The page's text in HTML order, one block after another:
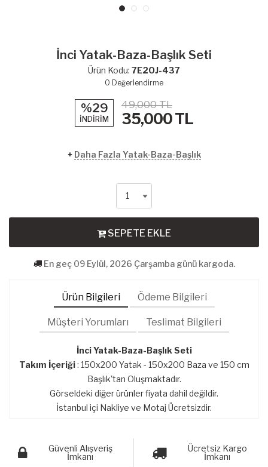
İnci Yatak-Baza-Başlık Seti
Ürün Kodu: 7E2OJ-437
0 Değerlendirme
%29
İNDİRİM
49,000 TL
35,000TL
+ Daha Fazla Yatak-Baza-Başlık
SEPETE EKLE
En geç 09 Eylül, 2026 Çarşamba günü kargoda.
Ürün Bilgileri Ödeme Bilgileri
Müşteri Yorumları Teslimat Bilgileri
İnci Yatak-Baza-Başlık Seti
Takım İçeriği: 150x200 Yatak - 150x200 Baza ve 150 cm
Başlık'tan Oluşmaktadır.
Görseldeki diğer ürünler fiyata dahil değildir.
İstanbul içi Nakliye ve Motaj Ücretsizdir.
Güvenli Alışveriş
İmkanı
Ücretsiz Kargo
İmkanı